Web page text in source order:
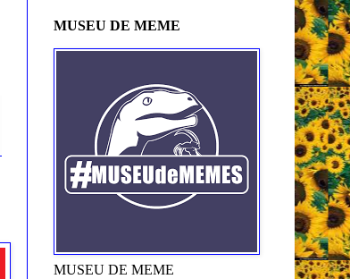
MUSEU DE MEME
MUSEU DE MEME